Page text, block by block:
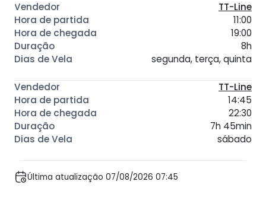
TT-Line
11:00
19:00
8h
segunda, terça, quinta
TT-Line
14:45
22:30
7h 45min
sábado
Última atualização 07/08/2026 07:45